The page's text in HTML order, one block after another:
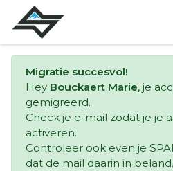
Migratie succesvol!
Hey Bouckaert Marie, je
gemigreerd.
Check je e-mail zodat je je
activeren.
Controleer ook even je
dat de mail daarin in beland.